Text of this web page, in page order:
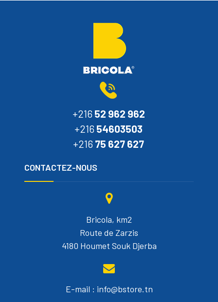
+216 52 962 962
+216 54603503
+216 75 627 627
CONTACTEZ-NOUS
Bricola, km2
Route de Zarzis
4180 Houmet Souk Djerba
E-mail : info@bstore.tn